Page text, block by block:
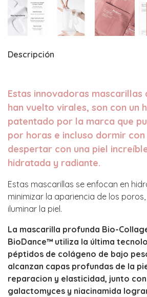
Descripción
Estas innovadoras mascarillas
han vuelto virales, son con un
patentado por la marca que
por horas e incluso dormir
despertar con una piel
hidratada y radiante.
Estas mascarillas se enfocan en
minimizar la apariencia de los
iluminar la piel.
La mascarilla profunda Bio-
BioDance™ utiliza la última
péptidos de colágeno de bajo
alcanzan capas profundas de la
reparacion y elasticidad, junto
galactomyces y niacinamida